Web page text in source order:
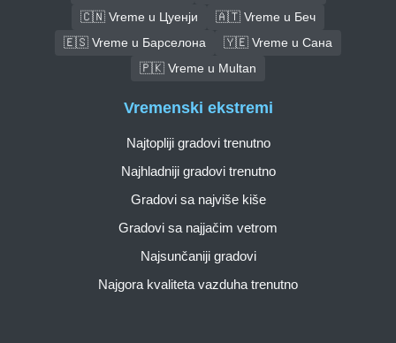
🇨🇳 Vreme u Цуенји
🇦🇹 Vreme u Беч
🇪🇸 Vreme u Барселона
🇾🇪 Vreme u Сана
🇵🇰 Vreme u Multan
Vremenski ekstremi
Najtopliji gradovi trenutno
Najhladniji gradovi trenutno
Gradovi sa najviše kiše
Gradovi sa najjačim vetrom
Najsunčaniji gradovi
Najgora kvaliteta vazduha trenutno